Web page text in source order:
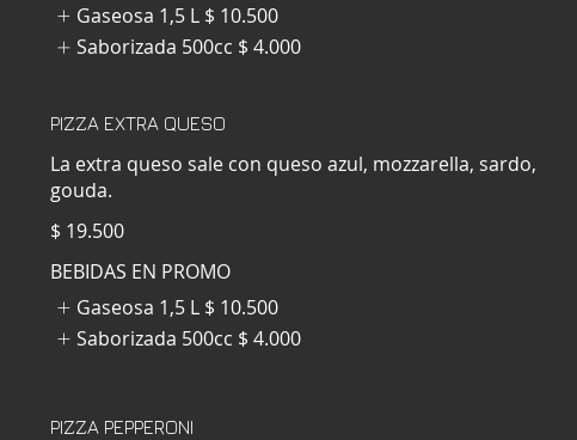
Gaseosa 1,5 L $ 10.500
Saborizada 500cc $ 4.000
PIZZA EXTRA QUESO
La extra queso sale con queso azul, mozzarella, sardo,
gouda.
$ 19.500
BEBIDAS EN PROMO
Gaseosa 1,5 L $ 10.500
Saborizada 500cc $ 4.000
PIZZA PEPPERONI